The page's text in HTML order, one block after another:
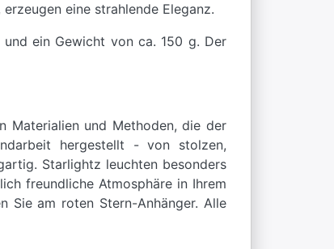
eine strahlende Eleganz.
ein Gewicht von ca. 150 g. Der
Materialien und Methoden, die der
hergestellt - von stolzen,
Starlightz leuchten besonders
freundliche Atmosphäre in Ihrem
Sie am roten Stern-Anhänger. Alle